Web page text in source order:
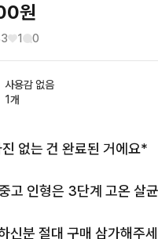
원
1 0
사용감 없음
1개
없는 건 완료된 거에요*
고 인형은 3단계 고온 살
신분 절대 구매 삼가해주